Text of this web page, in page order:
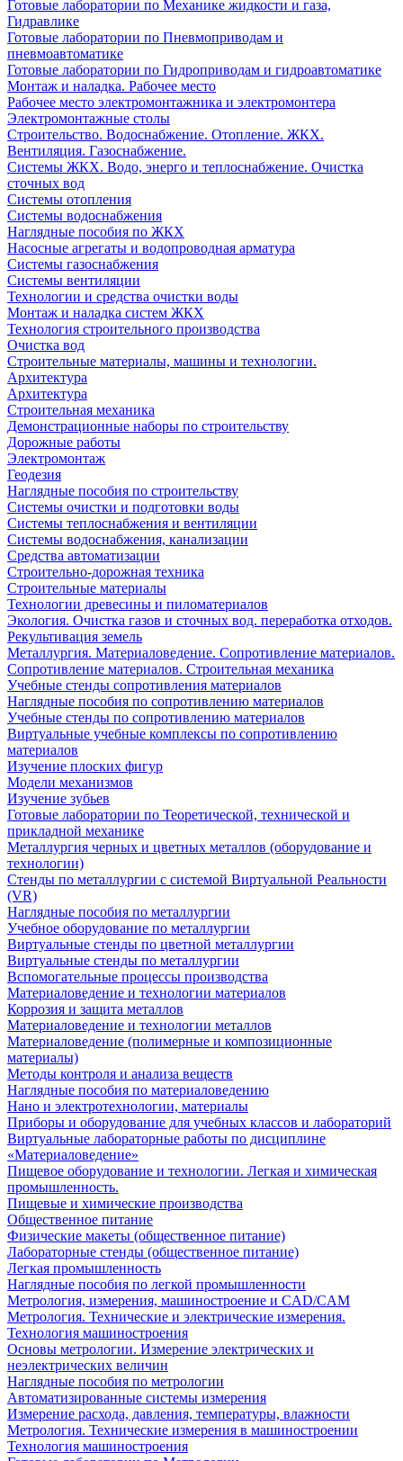
Готовые лаборатории по Механике жидкости и газа,
Гидравлике
Готовые лаборатории по Пневмоприводам и
пневмоавтоматике
Готовые лаборатории по Гидроприводам и гидроавтоматике
Монтаж и наладка. Рабочее место
Рабочее место электромонтажника и электромонтера
Электромонтажные столы
Строительство. Водоснабжение. Отопление. ЖКХ.
Вентиляция. Газоснабжение.
Системы ЖКХ. Водо, энерго и теплоснабжение. Очистка
сточных вод
Системы отопления
Системы водоснабжения
Наглядные пособия по ЖКХ
Насосные агрегаты и водопроводная арматура
Системы газоснабжения
Системы вентиляции
Технологии и средства очистки воды
Монтаж и наладка систем ЖКХ
Технология строительного производства
Очистка вод
Строительные материалы, машины и технологии.
Архитектура
Архитектура
Cтроительная механика
Демонстрационные наборы по строительству
Дорожные работы
Электромонтаж
Геодезия
Наглядные пособия по строительству
Системы очистки и подготовки воды
Системы теплоснабжения и вентиляции
Системы водоснабжения, канализации
Средства автоматизации
Строительно-дорожная техника
Строительные материалы
Технологии древесины и пиломатериалов
Экология. Очистка газов и сточных вод. переработка отходов.
Рекультивация земель
Металлургия. Материаловедение. Сопротивление материалов.
Сопротивление материалов. Строительная механика
Учебные стенды сопротивления материалов
Наглядные пособия по сопротивлению материалов
Учебные стенды по сопротивлению материалов
Виртуальные учебные комплексы по сопротивлению
материалов
Изучение плоских фигур
Модели механизмов
Изучение зубьев
Готовые лаборатории по Теоретической, технической и
прикладной механике
Металлургия черных и цветных металлов (оборудование и
технологии)
Cтенды по металлургии с системой Виртуальной Реальности
(VR)
Наглядные пособия по металлургии
Учебное оборудование по металлургии
Виртуальные стенды по цветной металлургии
Виртуальные стенды по металлургии
Вспомогательные процессы производства
Материаловедение и технологии материалов
Коррозия и защита металлов
Материаловедение и технологии металлов
Материаловедение (полимерные и композиционные
материалы)
Методы контроля и анализа веществ
Наглядные пособия по материаловедению
Нано и электротехнологии, материалы
Приборы и оборудование для учебных классов и лабораторий
Виртуальные лабораторные работы по дисциплине
«Материаловедение»
Пищевое оборудование и технологии. Легкая и химическая
промышленность.
Пищевые и химические производства
Общественное питание
Физические макеты (общественное питание)
Лабораторные стенды (общественное питание)
Легкая промышленность
Наглядные пособия по легкой промышленности
Метрология, измерения, машиностроение и CAD/CAM
Метрология. Технические и электрические измерения.
Технология машиностроения
Основы метрологии. Измерение электрических и
неэлектрических величин
Наглядные пособия по метрологии
Автоматизированные системы измерения
Измерение расхода, давления, температуры, влажности
Метрология. Технические измерения в машиностроении
Технология машиностроения